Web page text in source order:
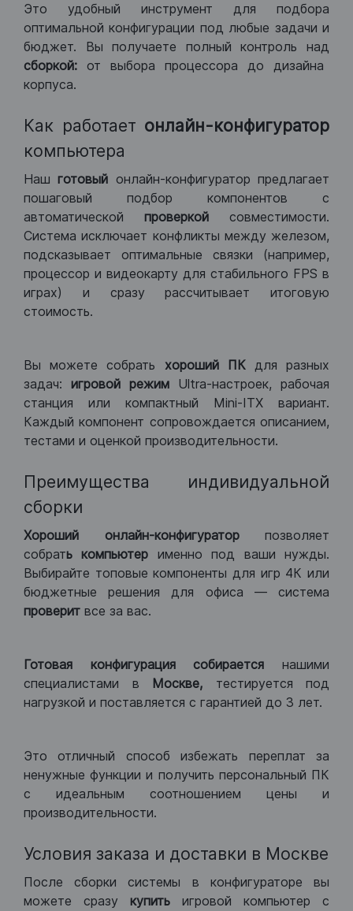
Это удобный инструмент для подбора
оптимальной конфигурации под любые задачи и
бюджет. Вы получаете полный контроль над
сборкой: от выбора процессора до дизайна
корпуса.
Как работает онлайн-конфигуратор
компьютера
Нашготовый онлайн-конфигуратор предлагает
пошаговый подбор компонентов с
автоматической проверкой совместимости.
Система исключает конфликты между железом,
подсказывает оптимальные связки (например,
процессор и видеокарту для стабильного FPS в
играх) и сразу рассчитывает итоговую
стоимость.
Вы можете собрать хороший ПКдля разных
задач: игровой режим Ultra-настроек, рабочая
станция или компактный Mini-ITX вариант.
Каждый компонент сопровождается описанием,
тестами и оценкой производительности.
Преимущества индивидуальной
сборки
Хороший онлайн-конфигураторпозволяет
собрать компьютер именно под ваши нужды.
Выбирайте топовые компоненты для игр 4К или
бюджетные решения для офиса — система
проверит все за вас.
Готовая конфигурация собираетсянашими
специалистами в Москве, тестируется под
нагрузкой и поставляется с гарантией до 3 лет.
Это отличный способ избежать переплат за
ненужные функции и получить персональный ПК
с идеальным соотношением цены и
производительности.
Условия заказа и доставки в Москве
После сборки системы в конфигураторе вы
можете сразу купить игровой компьютер с